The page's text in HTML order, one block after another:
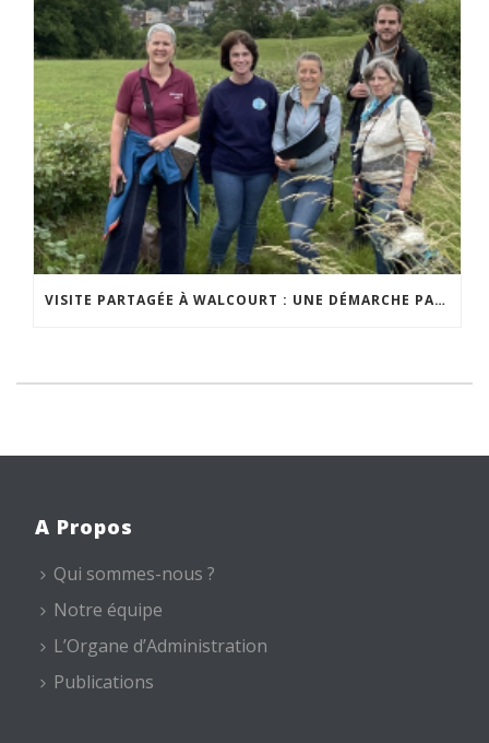
VISITE PARTAGÉE À WALCOURT : UNE DÉMARCHE PARTICIPATIVE ANIMÉE PAR ESPACE ENVIRONNEMENT
A Propos
Qui sommes-nous ?
Notre équipe
L’Organe d’Administration
Publications